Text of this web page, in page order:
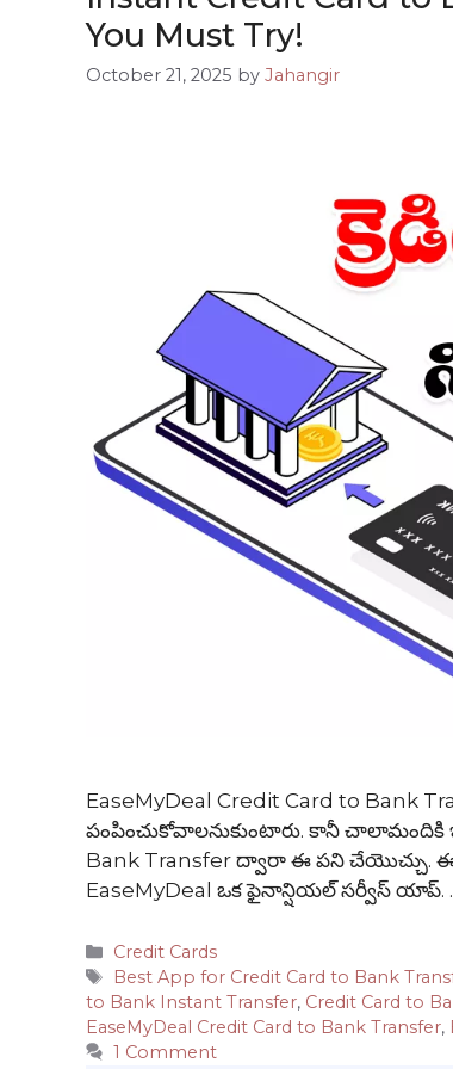
You Must Try!
October 21, 2025 by Jahangir
EaseMyDeal Credit Card to Bank
పంపించుకోవాలనుకుంటారు. కానీ
Bank Transfer ద్వారా ఈ పని చేయొచ్చు.
EaseMyDeal ఒక ఫైనాన్షియల్ సర్వీస్ యాప్.
Categories
Credit Cards
Tags
Best App for Credit Card to Bank
to Bank Instant Transfer, Credit Card to
EaseMyDeal Credit Card to Bank Transfer,
1 Comment